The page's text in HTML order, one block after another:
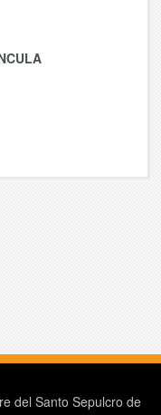
del Santo Sepulcro de